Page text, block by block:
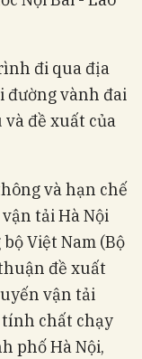
đi qua địa
đường vành đai
đề xuất của
và hạn chế
tải Hà Nội
Việt Nam (Bộ
đề xuất
vận tải
chất chạy
phố Hà Nội,